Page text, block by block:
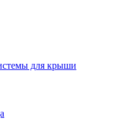
для крыши